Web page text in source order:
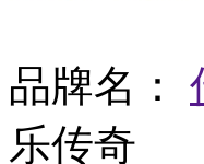
品牌名：
乐传奇